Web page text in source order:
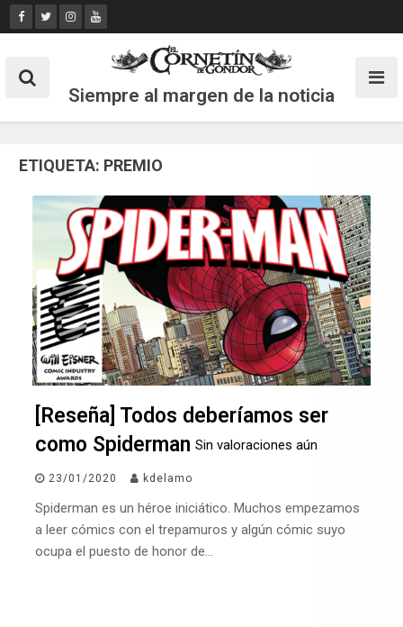
Skip
to
Siempre al margen de la noticia
ETIQUETA: PREMIO
[Reseña] Todos deberíamos ser
como Spiderman Sin valoraciones aún
23/01/2020 kdelamo
Spiderman es un héroe iniciático. Muchos empezamos
a leer cómics con el trepamuros y algún cómic suyo
ocupa el puesto de honor de…